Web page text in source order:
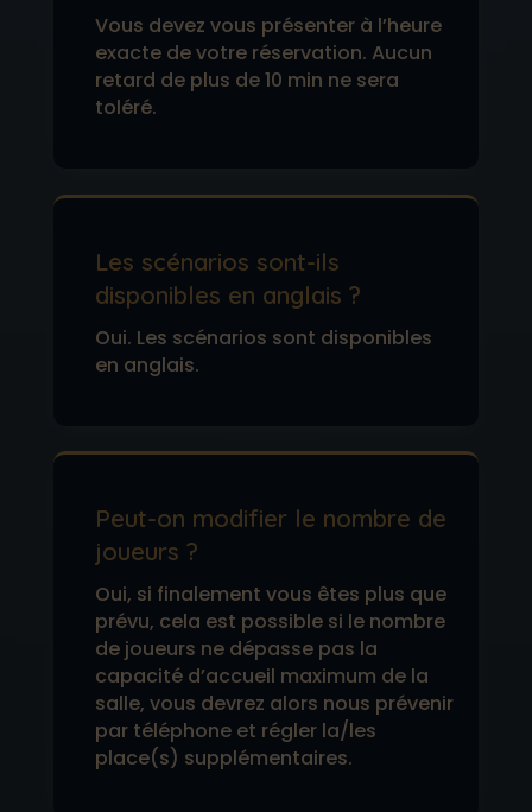
Vous devez vous présenter à l’heure
exacte de votre réservation. Aucun
retard de plus de 10 min ne sera
toléré.
Les scénarios sont-ils
disponibles en anglais ?
Oui. Les scénarios sont disponibles
en anglais.
Peut-on modifier le nombre de
joueurs ?
Oui, si finalement vous êtes plus que
prévu, cela est possible si le nombre
de joueurs ne dépasse pas la
capacité d’accueil maximum de la
salle, vous devrez alors nous prévenir
par téléphone et régler la/les
place(s) supplémentaires.